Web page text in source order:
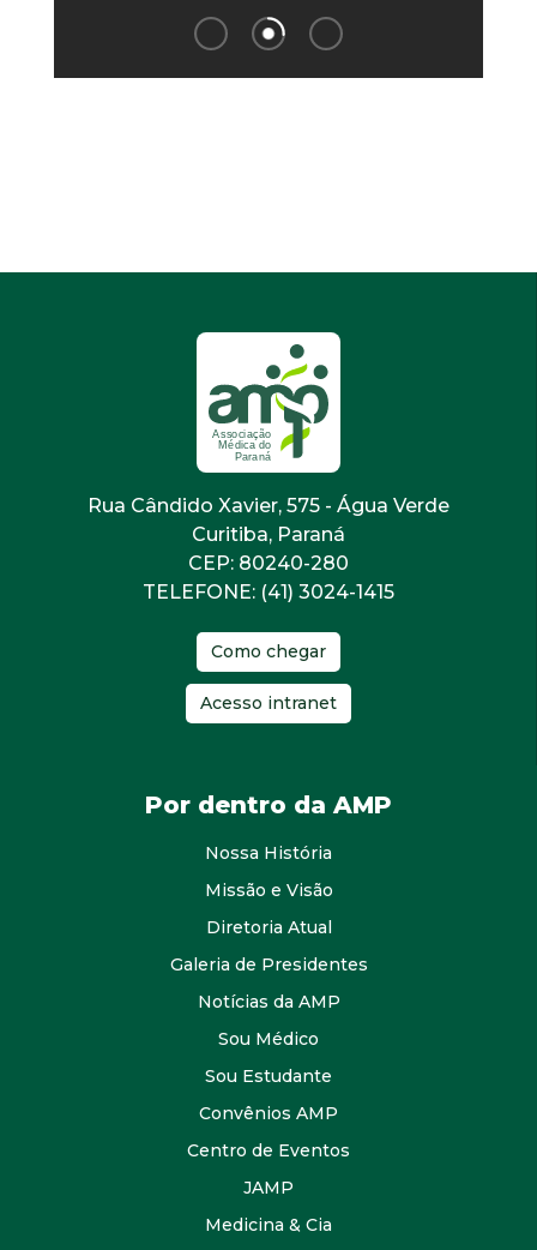
Rua Cândido Xavier, 575 - Água Verde
Curitiba, Paraná
CEP: 80240-280
TELEFONE: (41) 3024-1415
Como chegar
Acesso intranet
Por dentro da AMP
Nossa História
Missão e Visão
Diretoria Atual
Galeria de Presidentes
Notícias da AMP
Sou Médico
Sou Estudante
Convênios AMP
Centro de Eventos
JAMP
Medicina & Cia